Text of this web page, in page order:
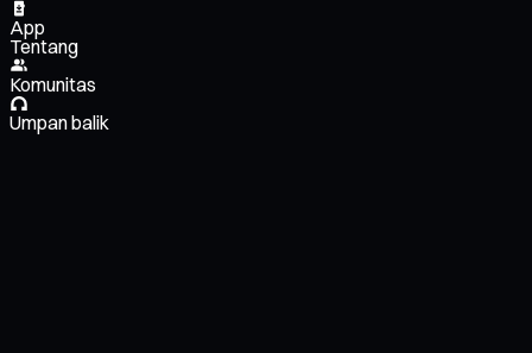
App
Tentang
Komunitas
Umpan balik